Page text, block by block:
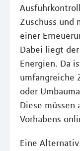
Zuschuss und
einer
Dabei liegt
Energien. Da
umfangreiche
oder
Diese müssen
Vorhabens
Eine